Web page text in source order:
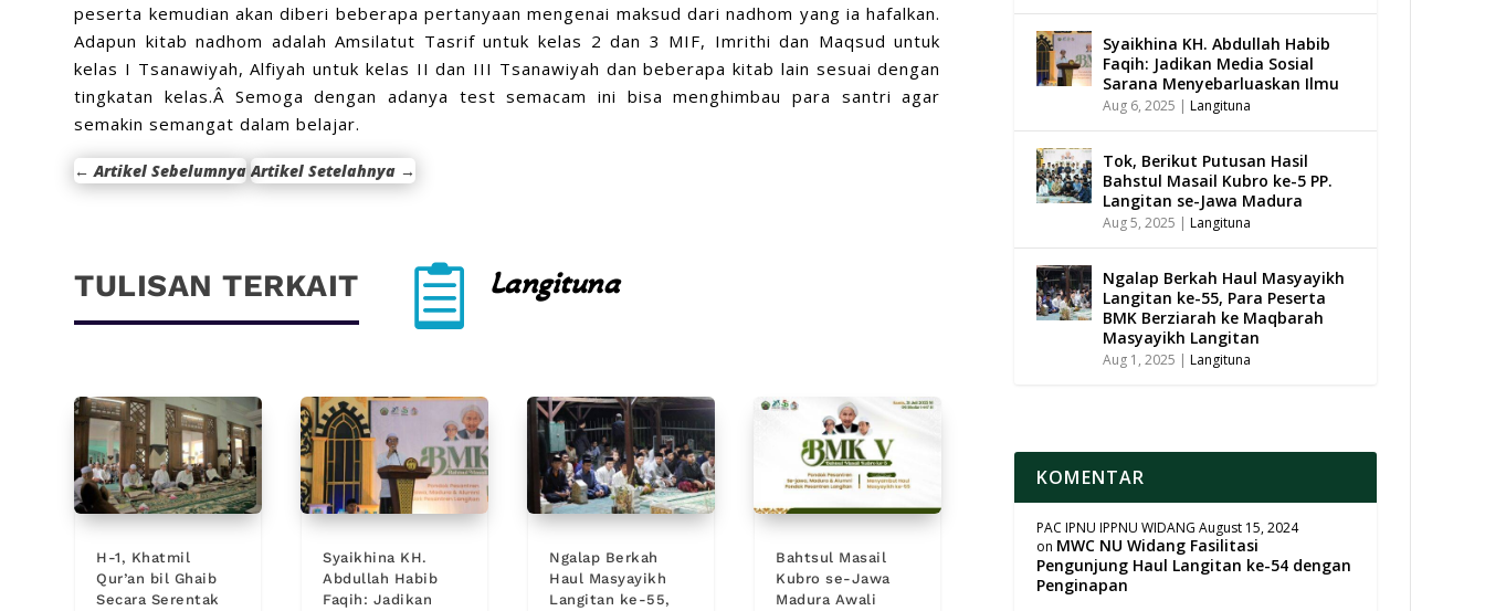
peserta kemudian akan diberi beberapa pertanyaan mengenai maksud dari nadhom yang ia hafalkan.
Adapun kitab nadhom adalah Amsilatut Tasrif untuk kelas 2 dan 3 MIF, Imrithi dan Maqsud untuk
kelas I Tsanawiyah, Alfiyah untuk kelas II dan III Tsanawiyah dan beberapa kitab lain sesuai dengan
tingkatan kelas.Â Semoga dengan adanya test semacam ini bisa menghimbau para santri agar
semakin semangat dalam belajar.
←Artikel Sebelumnya Artikel Setelahnya →
TULISAN TERKAIT  Langituna
H-1, Khatmil
Qur’an bil Ghaib
Secara Serentak
Syaikhina KH.
Abdullah Habib
Faqih: Jadikan
Ngalap Berkah
Haul Masyayikh
Langitan ke-55,
Bahtsul Masail
Kubro se-Jawa
Madura Awali
Syaikhina KH. Abdullah Habib
Faqih: Jadikan Media Sosial
Sarana Menyebarluaskan Ilmu
Aug 6, 2025 | Langituna
Tok, Berikut Putusan Hasil
Bahstul Masail Kubro ke-5 PP.
Langitan se-Jawa Madura
Aug 5, 2025 | Langituna
Ngalap Berkah Haul Masyayikh
Langitan ke-55, Para Peserta
BMK Berziarah ke Maqbarah
Masyayikh Langitan
Aug 1, 2025 | Langituna
KOMENTAR
PAC IPNU IPPNU WIDANG August 15, 2024
on MWC NU Widang Fasilitasi
Pengunjung Haul Langitan ke-54 dengan
Penginapan